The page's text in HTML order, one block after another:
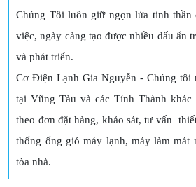
Chúng Tôi luôn giữ ngọn lửa tinh thần
việc, ngày càng tạo được nhiều dấu ấn
và phát triển.
Cơ Điện Lạnh Gia Nguyễn - Chúng tôi
tại Vũng Tàu và các Tỉnh Thành khác
theo đơn đặt hàng, khảo sát, tư vấn
thống ống gió máy lạnh, máy làm mát
tòa nhà.